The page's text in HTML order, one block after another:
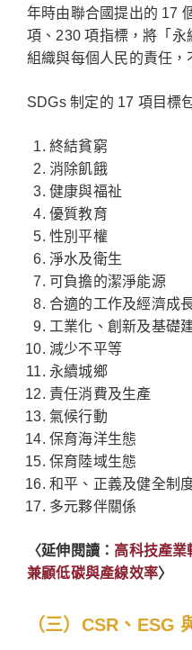
年時由聯合國提出的 17
項、230 項指標，將「永
組織與每個人民的責任，
SDGs 制定的 17 項目標
終結貧窮
消除飢餓
健康與福祉
優質教育
性別平權
淨水及衛生
可負擔的潔淨能源
合適的工作及經濟成
工業化、創新及基礎
減少不平等
永續城鄉
責任消費及生產
氣候行動
保育海洋生態
保育陸域生態
和平、正義及健全制
多元夥伴關係
〈延伸閱讀： 高科技產業
兼顧低碳與產線效率〉
（三）CSR、ESG